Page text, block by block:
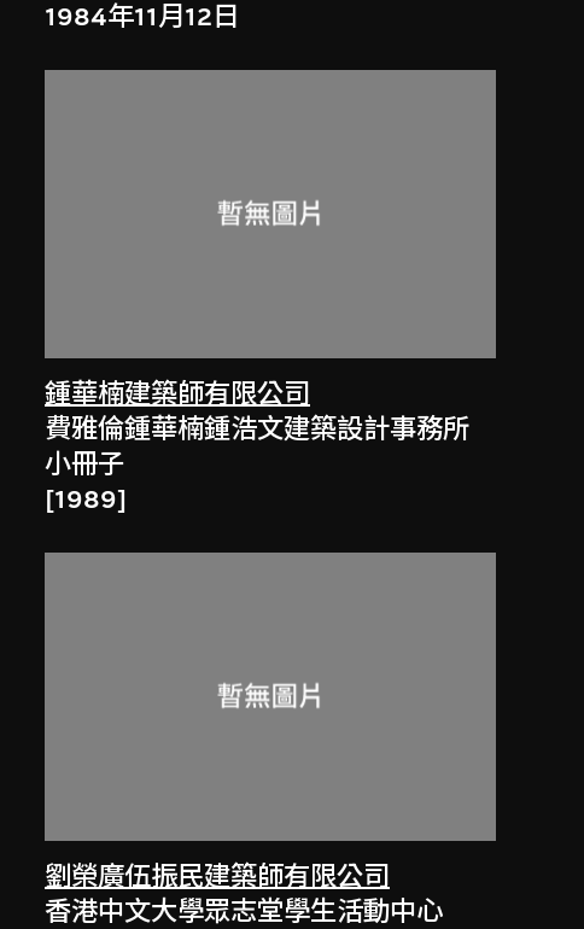
1984年11月12日
鍾華楠建築師有限公司
費雅倫鍾華楠鍾浩文建築設計事務所
小冊子
[1989]
劉榮廣伍振民建築師有限公司
香港中文大學眾志堂學生活動中心